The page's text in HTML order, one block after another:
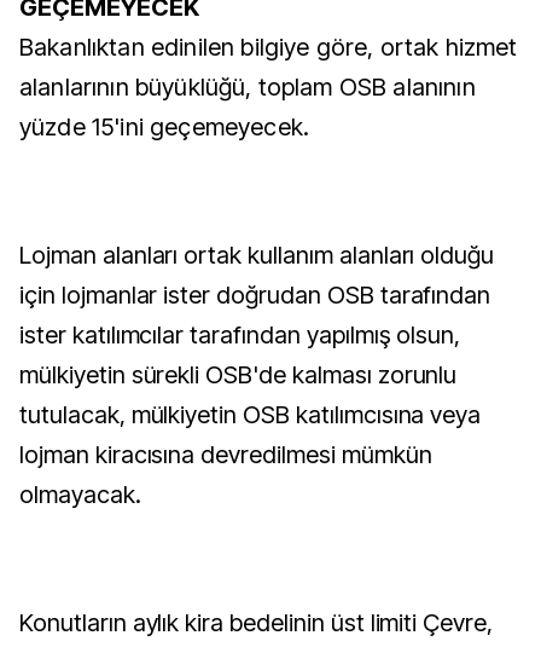
GEÇEMEYECEK
Bakanlıktan edinilen bilgiye göre, ortak hizmet
alanlarının büyüklüğü, toplam OSB alanının
yüzde 15'ini geçemeyecek.
Lojman alanları ortak kullanım alanları olduğu
için lojmanlar ister doğrudan OSB tarafından
ister katılımcılar tarafından yapılmış olsun,
mülkiyetin sürekli OSB'de kalması zorunlu
tutulacak, mülkiyetin OSB katılımcısına veya
lojman kiracısına devredilmesi mümkün
olmayacak.
Konutların aylık kira bedelinin üst limiti Çevre,